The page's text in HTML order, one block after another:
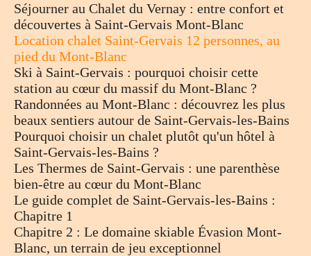
Séjourner au Chalet du Vernay : entre confort et
découvertes à Saint-Gervais Mont-Blanc
Location chalet Saint-Gervais 12 personnes, au
pied du Mont-Blanc
Ski à Saint-Gervais : pourquoi choisir cette
station au cœur du massif du Mont-Blanc ?
Randonnées au Mont-Blanc : découvrez les plus
beaux sentiers autour de Saint-Gervais-les-Bains
Pourquoi choisir un chalet plutôt qu'un hôtel à
Saint-Gervais-les-Bains ?
Les Thermes de Saint-Gervais : une parenthèse
bien-être au cœur du Mont-Blanc
Le guide complet de Saint-Gervais-les-Bains :
Chapitre 1
Chapitre 2 : Le domaine skiable Évasion Mont-
Blanc, un terrain de jeu exceptionnel